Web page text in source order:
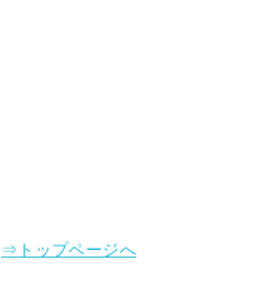
⇒トップページへ